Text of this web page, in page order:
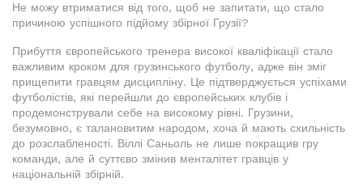
Не можу втриматися від того, щоб не запитати, що стало
причиною успішного підйому збірної Грузії?
Прибуття європейського тренера високої кваліфікації стало
важливим кроком для грузинського футболу, адже він зміг
прищепити гравцям дисципліну. Це підтверджується успіхами
футболістів, які перейшли до європейських клубів і
продемонстрували себе на високому рівні. Грузини,
безумовно, є талановитим народом, хоча й мають схильність
до розслабленості. Віллі Саньоль не лише покращив гру
команди, але й суттєво змінив менталітет гравців у
національній збірній.